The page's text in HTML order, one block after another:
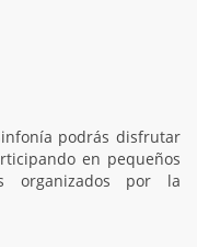
podrás disfrutar
en pequeños
organizados por la